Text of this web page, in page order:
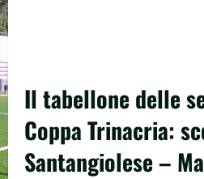
Il tabellone delle
Coppa Trinacria:
Santangiolese –